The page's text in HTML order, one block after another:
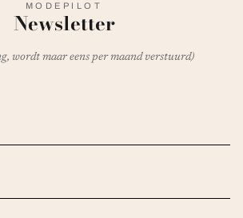
MODEPILOT
Newsletter
wordt maar eens per maand verstuurd)